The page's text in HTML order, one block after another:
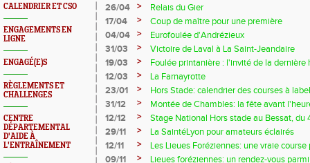
CALENDRIER ET CSO
ENGAGEMENTS EN
LIGNE
ENGAGÉ(E)S
RÈGLEMENTS ET
CHALLENGES
CENTRE
DÉPARTEMENTAL
D'AIDE À
L'ENTRAÎNEMENT
26/04
>
Relais du Gier
17/04
>
Coup de maître pour une première
04/04
>
Eurofoulée d'Andrézieux
31/03
>
Victoire de Laval à La Saint-Jeandaire
19/03
>
Foulée printanière : l'invité de la dernière
12/03
>
La Farnayrotte
23/01
>
Hors Stade: calendrier des courses à label
31/12
>
Montée de Chambles: la fête avant
12/12
>
Stage National Hors stade au Bessat,
29/11
>
La SaintéLyon pour amateurs éclairés
12/11
>
Les Lieues Foréziennes: une vraie course
09/11
>
Lieues foréziennes: un rendez-vous